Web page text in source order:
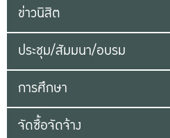
ข่าวนิสิต
ประชุม/สัมมนา/อบรม
การศึกษา
จัดซื้อจัดจ้าง